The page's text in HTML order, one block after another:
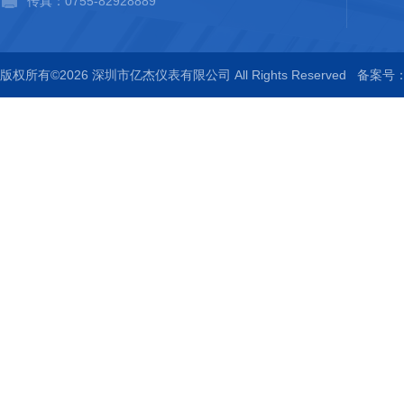
版权所有©2026 深圳市亿杰仪表有限公司 All Rights Reserved 备案号